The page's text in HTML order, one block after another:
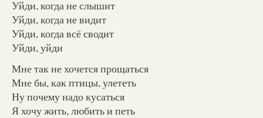
Уйди, когда не слышит
Уйди, когда не видит
Уйди, когда всё сводит
Уйди, уйди
Мне так не хочется прощаться
Мне бы, как птицы, улететь
Ну почему надо кусаться
Я хочу жить, любить и петь